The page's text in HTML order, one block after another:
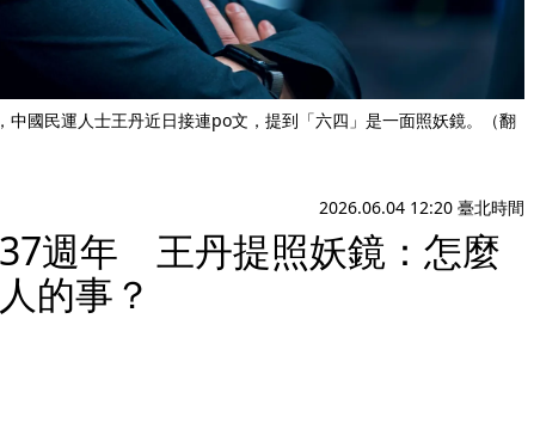
中國民運人士王丹近日接連po文，提到「六四」是一面照妖鏡。（翻
2026.06.04 12:20 臺北時間
週年 王丹提照妖鏡：怎麼
的事？